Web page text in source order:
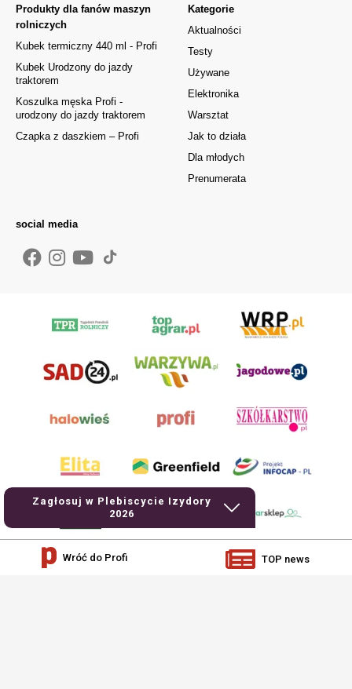
Zagłosuj w Plebiscycie Izydory
2026
Kategorie
Aktualności
Testy
Używane
Elektronika
Warsztat
Jak to działa
Dla młodych
Prenumerata
Produkty dla fanów maszyn
rolniczych
Kubek termiczny 440 ml - Profi
Kubek Urodzony do jazdy
traktorem
Koszulka męska Profi -
urodzony do jazdy traktorem
Czapka z daszkiem – Profi
social media
Wróć do Profi TOP news